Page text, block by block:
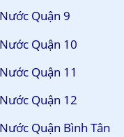
Quận 9
Quận 10
Quận 11
Quận 12
Quận Bình Tân